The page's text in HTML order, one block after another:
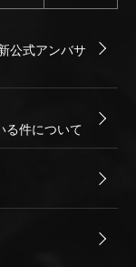
公式アンバサ
る件について